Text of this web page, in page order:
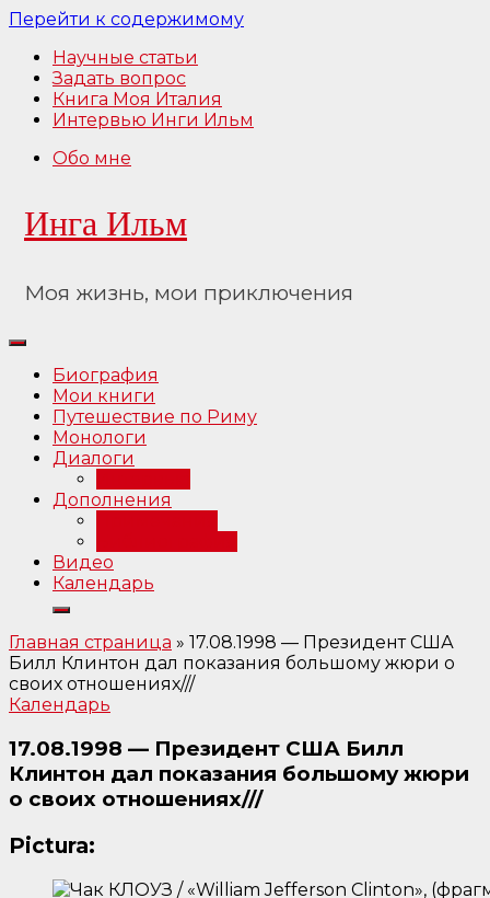
Перейти к содержимому
Научные статьи
Задать вопрос
Книга Моя Италия
Интервью Инги Ильм
Обо мне
Инга Ильм
Моя жизнь, мои приключения
Биография
Мои книги
Путешествие по Риму
Монологи
Диалоги
Дополнения
Видео
Календарь
Главная страница » 17.08.1998 — Президент США
Билл Клинтон дал показания большому жюри о
своих отношениях///
Календарь
17.08.1998 — Президент США Билл
Клинтон дал показания большому жюри
о своих отношениях///
Pictura: